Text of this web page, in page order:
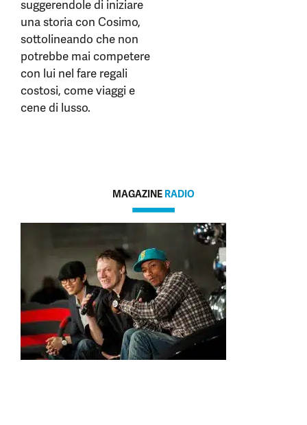
suggerendole di iniziare
una storia con Cosimo,
sottolineando che non
potrebbe mai competere
con lui nel fare regali
costosi, come viaggi e
cene di lusso.
MAGAZINE RADIO